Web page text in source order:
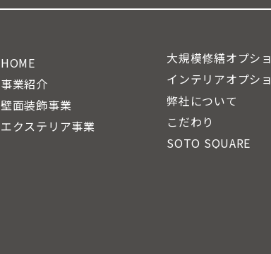
HOME
事業紹介
壁面装飾事業
エクステリア事業
大規模修繕オプシ
インテリアオプシ
弊社について
こだわり
SOTO SQUARE